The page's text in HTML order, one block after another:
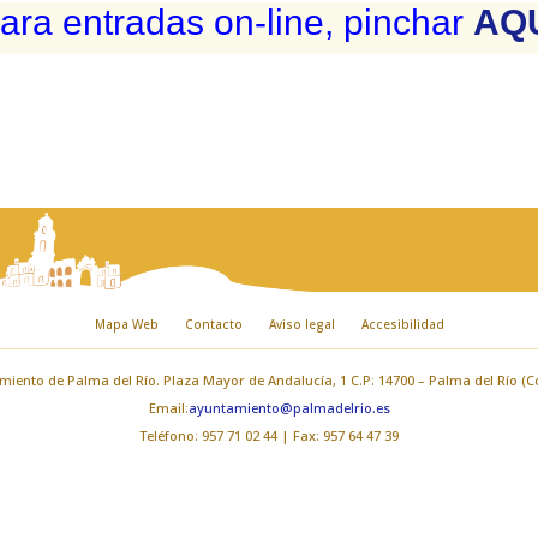
entradas on-line, pinchar
Mapa Web Contacto Aviso legal Accesibilidad
de Palma del Río. Plaza Mayor de Andalucía, 1 C.P: 14700 – Palma del Río
Email:ayuntamiento@palmadelrio.es
Teléfono: 957 71 02 44 | Fax: 957 64 47 39